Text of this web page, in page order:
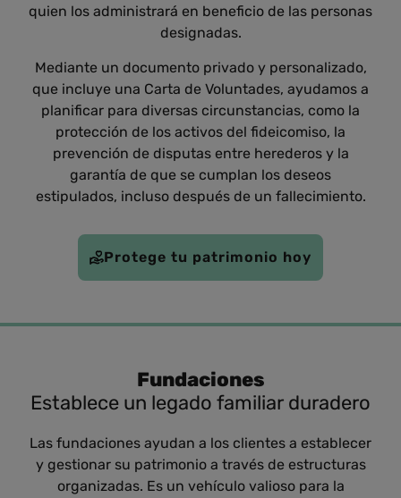
quien los administrará en beneficio de las personas
designadas.
Mediante un documento privado y personalizado,
que incluye una Carta de Voluntades, ayudamos a
planificar para diversas circunstancias, como la
protección de los activos del fideicomiso, la
prevención de disputas entre herederos y la
garantía de que se cumplan los deseos
estipulados, incluso después de un fallecimiento.
Protege tu patrimonio hoy
Fundaciones
Establece un legado familiar duradero
Las fundaciones ayudan a los clientes a establecer
y gestionar su patrimonio a través de estructuras
organizadas. Es un vehículo valioso para la